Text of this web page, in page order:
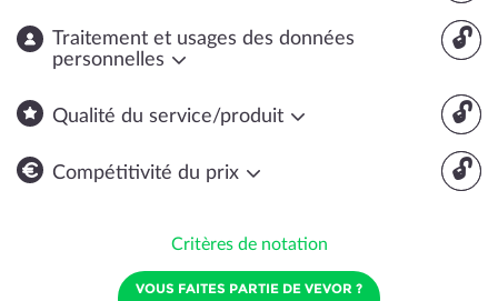
🔓
Traitement et usages des données
personnelles
🔓
Qualité du service/produit
🔓
Compétitivité du prix
Critères de notation
VOUS FAITES PARTIE DE VEVOR ?